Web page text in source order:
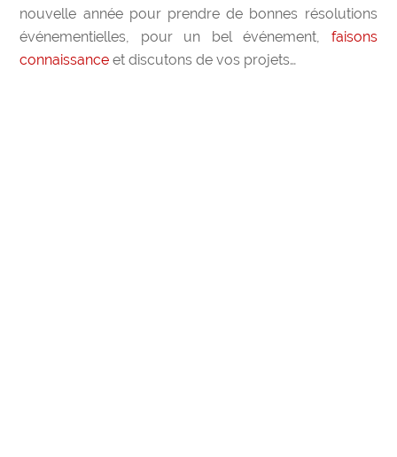
nouvelle année pour prendre de bonnes résolutions
événementielles, pour un bel événement, faisons
connaissance et discutons de vos projets…